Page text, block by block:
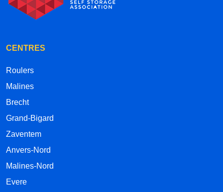
CENTRES
Roulers
Malines
Brecht
Grand-Bigard
Zaventem
Anvers-Nord
Malines-Nord
Evere